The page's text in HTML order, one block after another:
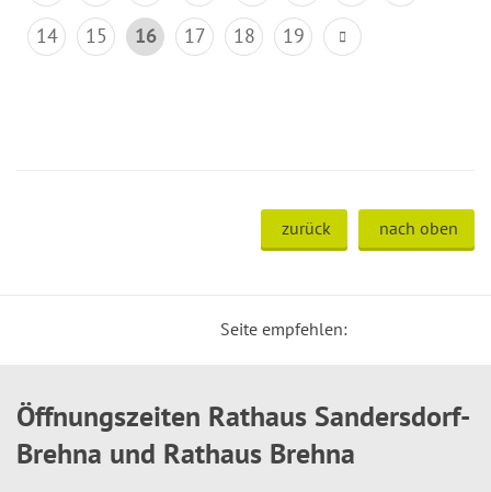
14
15 16 17 18 19
zurück nach oben
Seite empfehlen:
Öffnungszeiten Rathaus Sandersdorf-
Brehna und Rathaus Brehna